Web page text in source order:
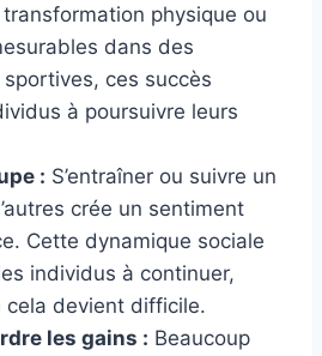
transformation physique ou
dans des
ces succès
à poursuivre leurs
: S’entraîner ou suivre un
crée un sentiment
Cette dynamique sociale
individus à continuer,
cela devient difficile.
les gains : Beaucoup